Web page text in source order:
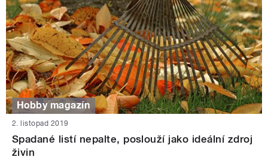
Hobby magazín
2. listopad 2019
Spadané listí nepalte, poslouží jako ideální zdroj
živin